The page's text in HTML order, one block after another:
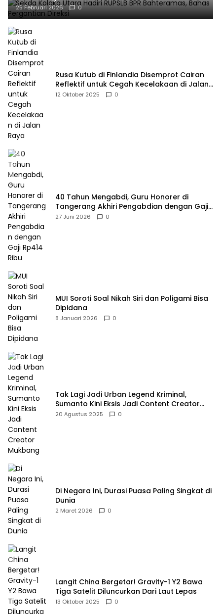
25 Februari 2026 0
Rusa Kutub di Finlandia Disemprot Cairan
Reflektif untuk Cegah Kecelakaan di Jalan
Raya
12 Oktober 2025 0
40 Tahun Mengabdi, Guru Honorer di
Tangerang Akhiri Pengabdian dengan Gaji
Rp414 Ribu
27 Juni 2026 0
MUI Soroti Soal Nikah Siri dan Poligami Bisa
Dipidana
8 Januari 2026 0
Tak Lagi Jadi Urban Legend Kriminal,
Sumanto Kini Eksis Jadi Content Creator
Mukbang
20 Agustus 2025 0
Di Negara Ini, Durasi Puasa Paling Singkat di
Dunia
2 Maret 2026 0
Langit China Bergetar! Gravity-1 Y2 Bawa
Tiga Satelit Diluncurkan Dari Laut Lepas
13 Oktober 2025 0